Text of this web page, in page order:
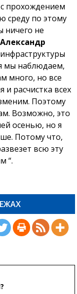
прохождением
среду по этому
ничего не
Александр
мы наблюдаем,
много, но все
расчистка всех
Поэтому
Возможно, это
осенью, но я
Потому что,
всю эту
“.